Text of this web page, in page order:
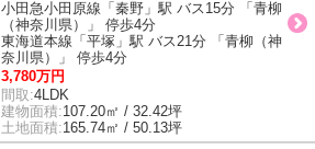
小田急小田原線「秦野」駅 バス15分 「青柳
（神奈川県）」 停歩4分
東海道本線「平塚」駅 バス21分 「青柳（神
奈川県）」 停歩4分
3,780万円
間取:4LDK
建物面積:107.20㎡ / 32.42坪
土地面積:165.74㎡ / 50.13坪